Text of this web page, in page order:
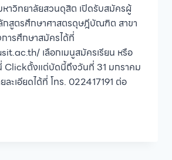
าวิทยาลัยสวนดุสิต เปิดรับสมัครผู้
กสูตรศึกษาศาสตรดุษฎีบัณฑิต สาขา
ารศึกษาสมัครได้ที่
เลือกเมนูสมัครเรียน หรือ
Clickตั้งแต่บัดนี้ถึงวันที่ 31 มกราคม
ะเอียดได้ที่ โทร. 022417191 ต่อ